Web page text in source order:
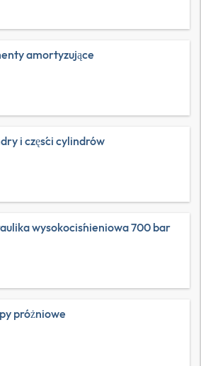
amortyzujące
i części cylindrów
wysokociśnieniowa 700 bar
próżniowe